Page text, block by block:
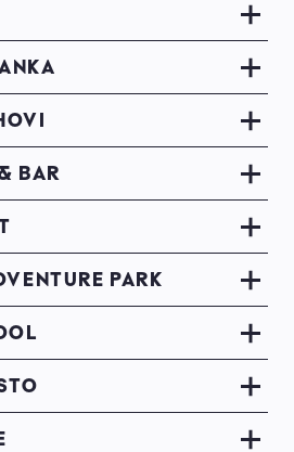
BAR
PARK